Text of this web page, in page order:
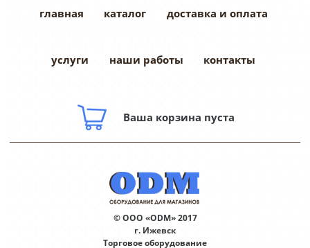
главная каталог доставка и оплата
услуги наши работы контакты
Ваша корзина пуста
© ООО «ODM» 2017
г. Ижевск
Торговое оборудование